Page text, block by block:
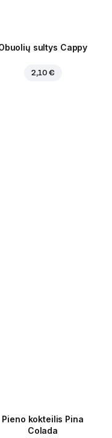
sultys Cappy
2,10 €
Pieno kokteilis Pina
Colada